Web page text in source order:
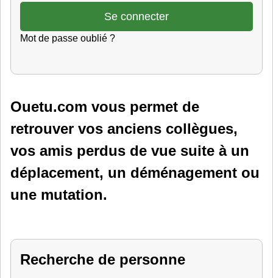
Mot de passe oublié ?
Ouetu.com vous permet de
retrouver vos anciens collègues,
vos amis perdus de vue suite à un
déplacement, un déménagement ou
une mutation.
Recherche de personne